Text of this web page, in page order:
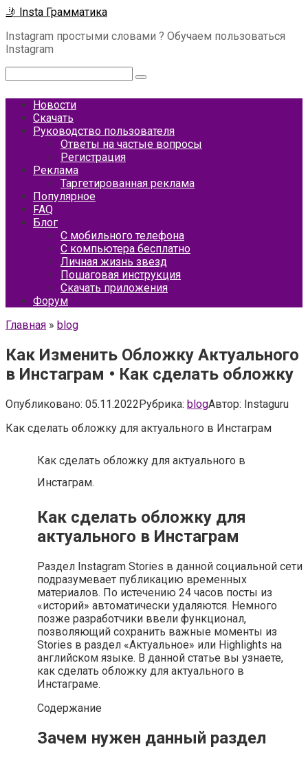
Перейти
контенту
🤳 Insta Грамматика
Instagram простыми словами ? Обучаем пользоваться
Instagram
Новости
Скачать
Руководство пользователя
Ответы на частые вопросы
Регистрация
Реклама
Таргетированная реклама
Популярное
FAQ
Блог
С мобильного телефона
С компьютера бесплатно
Личная жизнь звезд
Пошаговая инструкция
Скачать приложения
Форум
Главная » blog
Как Изменить Обложку Актуального
в Инстаграм • Как сделать обложку
Опубликовано: 05.11.2022Рубрика: blogАвтор: Instaguru
Как сделать обложку для актуального в Инстаграм
Как сделать обложку для актуального в
Инстаграм.
Как сделать обложку для
актуального в Инстаграм
Раздел Instagram Stories в данной социальной сети
подразумевает публикацию временных
материалов. По истечению 24 часов посты из
«историй» автоматически удаляются. Немного
позже разработчики ввели функционал,
позволяющий сохранить важные моменты из
Stories в раздел «Актуальное» или Highlights на
английском языке. В данной статье вы узнаете,
как сделать обложку для актуального в
Инстаграме.
Содержание
Зачем нужен данный раздел